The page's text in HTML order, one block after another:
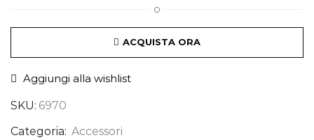
O
ACQUISTA ORA
Aggiungi alla wishlist
SKU: 6970
Categoria: Accessori